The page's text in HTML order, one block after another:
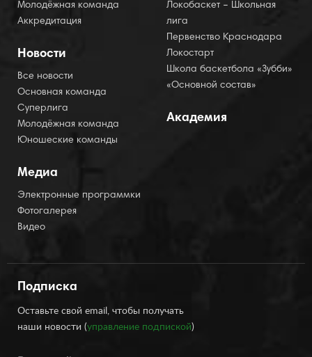
Молодёжная команда
Аккредитация
Новости
Все новости
Основная команда
Суперлига
Молодёжная команда
Юношеские команды
Медиа
Электронные программки
Фотогалерея
Видео
Локобаскет – Школьная
лига
Первенство Краснодара
Локостарт
Школа баскетбола «Зубби»
«Основной состав»
Академия
Подписка
Оставьте свой email, чтобы получать
наши новости (управление подпиской)